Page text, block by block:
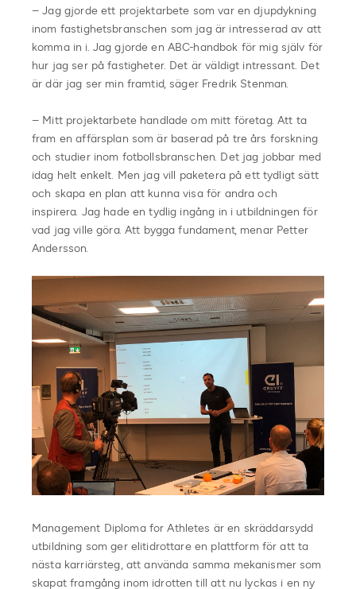
– Jag gjorde ett projektarbete som var en djupdykning
inom fastighetsbranschen som jag är intresserad av att
komma in i. Jag gjorde en ABC-handbok för mig själv för
hur jag ser på fastigheter. Det är väldigt intressant. Det
är där jag ser min framtid, säger Fredrik Stenman.
– Mitt projektarbete handlade om mitt företag. Att ta
fram en affärsplan som är baserad på tre års forskning
och studier inom fotbollsbranschen. Det jag jobbar med
idag helt enkelt. Men jag vill paketera på ett tydligt sätt
och skapa en plan att kunna visa för andra och
inspirera. Jag hade en tydlig ingång in i utbildningen för
vad jag ville göra. Att bygga fundament, menar Petter
Andersson.
Management Diploma for Athletes är en skräddarsydd
utbildning som ger elitidrottare en plattform för att ta
nästa karriärsteg, att använda samma mekanismer som
skapat framgång inom idrotten till att nu lyckas i en ny